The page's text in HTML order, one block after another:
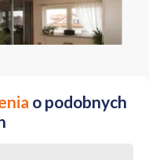
ul. Płońska
o podobnych